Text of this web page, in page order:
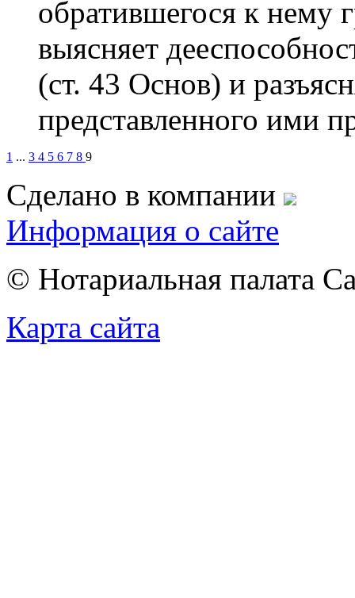
обратившегося к нему
выясняет
(ст. 43 Основ) и
представленного ими
1 ... 3 4 5 6 7 8 9
Сделано в компании
Информация о сайте
© Нотариальная палата
Карта сайта